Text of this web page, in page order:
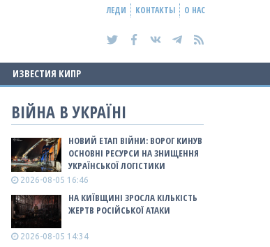
ЛЕДИ КОНТАКТЫ О НАС
ИЗВЕСТИЯ КИПР
ВІЙНА В УКРАЇНІ
НОВИЙ ЕТАП ВІЙНИ: ВОРОГ КИНУВ
ОСНОВНІ РЕСУРСИ НА ЗНИЩЕННЯ
УКРАЇНСЬКОЇ ЛОГІСТИКИ
2026-08-05 16:46
НА КИЇВЩИНІ ЗРОСЛА КІЛЬКІСТЬ
ЖЕРТВ РОСІЙСЬКОЇ АТАКИ
2026-08-05 14:34